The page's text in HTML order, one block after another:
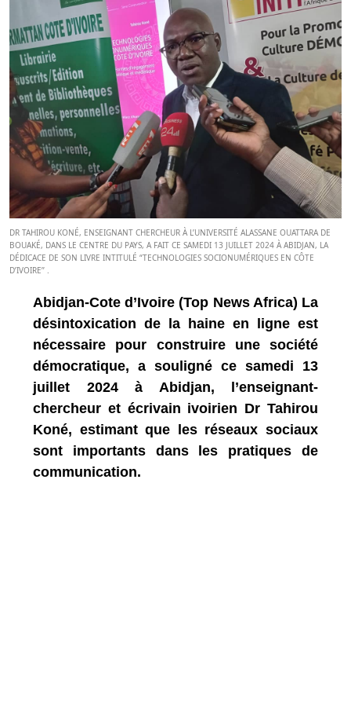
DR TAHIROU KONÉ, ENSEIGNANT CHERCHEUR À L’UNIVERSITÉ ALASSANE OUATTARA DE
BOUAKÉ, DANS LE CENTRE DU PAYS, A FAIT CE SAMEDI 13 JUILLET 2024 À ABIDJAN, LA
DÉDICACE DE SON LIVRE INTITULÉ “TECHNOLOGIES SOCIONUMÉRIQUES EN CÔTE
D’IVOIRE’’ .
Abidjan-Cote d’Ivoire (Top News Africa) La
désintoxication de la haine en ligne est
nécessaire pour construire une société
démocratique, a souligné ce samedi 13
juillet 2024 à Abidjan, l’enseignant-
chercheur et écrivain ivoirien Dr Tahirou
Koné, estimant que les réseaux sociaux
sont importants dans les pratiques de
communication.